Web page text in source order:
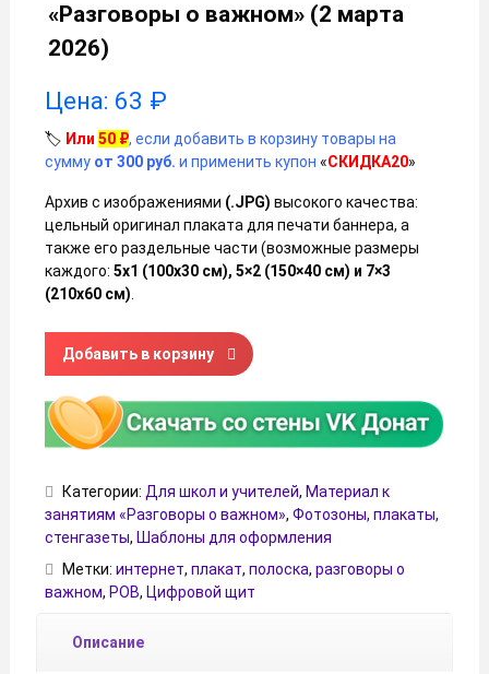
«Разговоры о важном» (2 марта
2026)
Цена: 63 ₽
🏷️ Или 50 ₽, если добавить в корзину товары на
сумму от 300 руб. и применить купон «СКИДКА20»
Архив с изображениями (.JPG) высокого качества:
цельный оригинал плаката для печати баннера, а
также его раздельные части (возможные размеры
каждого: 5х1 (100х30 см), 5×2 (150×40 см) и 7×3
(210х60 см)
Количество товара Плакат-полоска «Цифровой щит.
Добавить в корзину
Категории: Для школ и учителей, Материал к
занятиям «Разговоры о важном», Фотозоны, плакаты,
стенгазеты, Шаблоны для оформления
Метки: интернет, плакат, полоска, разговоры о
важном, РОВ, Цифровой щит
Описание